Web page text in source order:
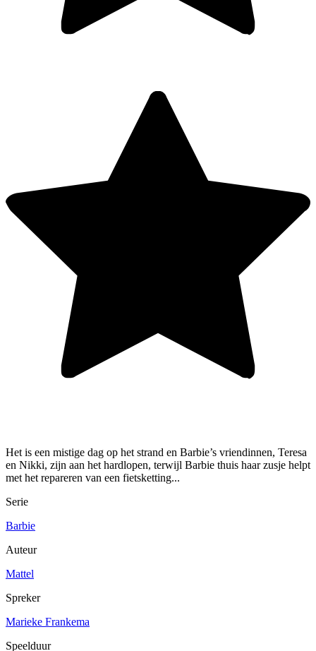
Het is een mistige dag op het strand en Barbie’s vriendinnen, Teresa
en Nikki, zijn aan het hardlopen, terwijl Barbie thuis haar zusje helpt
met het repareren van een fietsketting...
Serie
Barbie
Auteur
Mattel
Spreker
Marieke Frankema
Speelduur